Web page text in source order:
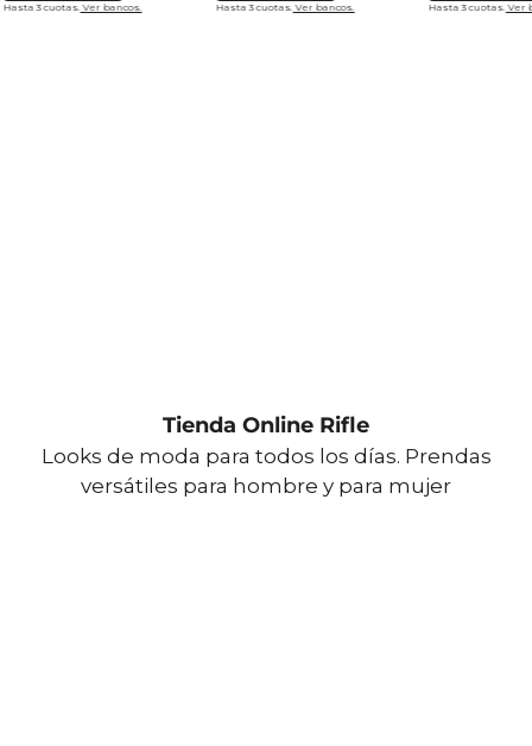
Hasta 3 cuotas. Ver bancos.
Hasta 3 cuotas. Ver bancos.
Hasta 3 cuotas. Ver
Tienda Online Rifle
Looks de moda para todos los días. Prendas
versátiles para hombre y para mujer